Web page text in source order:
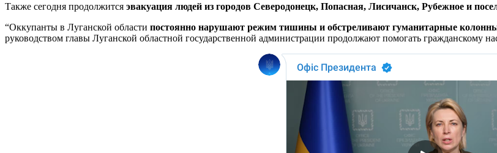
Также сегодня продолжится эвакуация людей из городов Северодонецк, Попасная, Лисичанск, Рубежное и
“Оккупанты в Луганской области постоянно нарушают режим тишины и обстреливают гуманитарные
руководством главы Луганской областной государственной администрации продолжают помогать гражданскому